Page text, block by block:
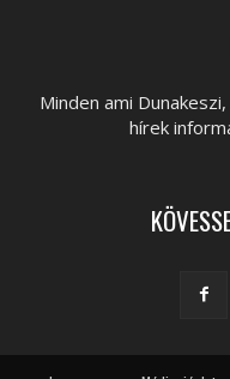
Minden ami
hírek